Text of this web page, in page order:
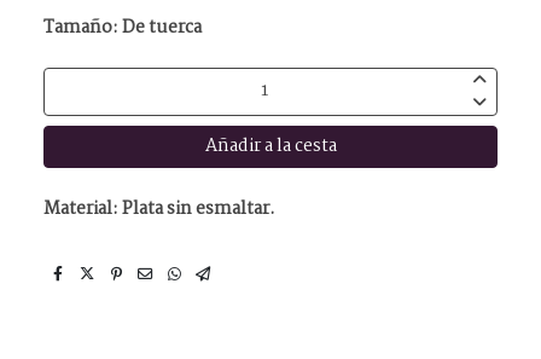
Tamaño:De tuerca
Añadir a la cesta
Material: Plata sin esmaltar.